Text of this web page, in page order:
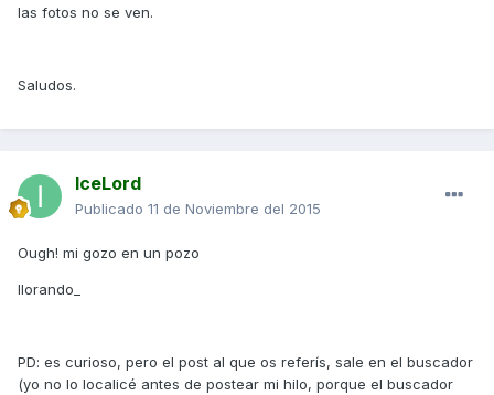
las fotos no se ven.
Saludos.
IceLord
Publicado 11 de Noviembre del 2015
Ough! mi gozo en un pozo
llorando_
PD: es curioso, pero el post al que os referís, sale en el buscador
(yo no lo localicé antes de postear mi hilo, porque el buscador